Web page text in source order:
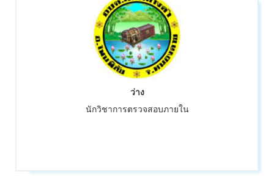
ว่าง
นักวิชาการตรวจสอบภายใน